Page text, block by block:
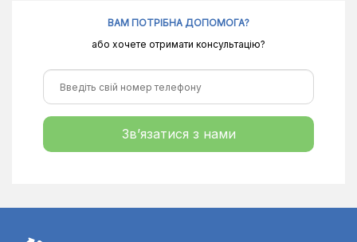
ВАМ ПОТРІБНА ДОПОМОГА?
або хочете отримати консультацію?
Зв’язатися з нами